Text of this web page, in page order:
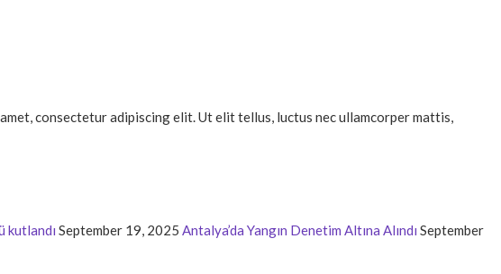
consectetur adipiscing elit. Ut elit tellus, luctus nec ullamcorper mattis,
kutlandı September 19, 2025 Antalya’da Yangın Denetim Altına Alındı September